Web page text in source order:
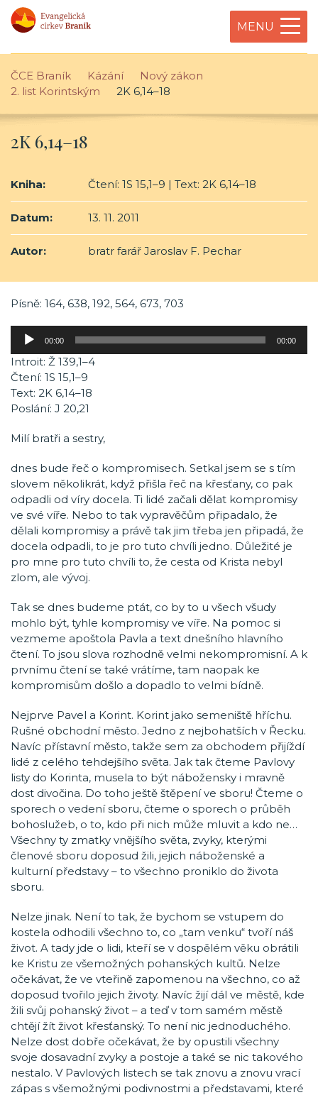
MENU
ČCE Braník Kázání
Nový zákon
2. list Korintským
2K 6,14–18
2K 6,14–18
Kniha: Čtení: 1S 15,1–9 | Text: 2K 6,14–18
Datum: 13. 11. 2011
Autor: bratr farář Jaroslav F. Pechar
Písně: 164, 638, 192, 564, 673, 703
Audio
00:00 00:00
Introit: Ž 139,1–4
Čtení: 1S 15,1–9
Text: 2K 6,14–18
Poslání: J 20,21
Milí bratři a sestry,
dnes bude řeč o kompromisech. Setkal jsem se s tím
slovem několikrát, když přišla řeč na křesťany, co pak
odpadli od víry docela. Ti lidé začali dělat kompromisy
ve své víře. Nebo to tak vypravěčům připadalo, že
dělali kompromisy a právě tak jim třeba jen připadá, že
docela odpadli, to je pro tuto chvíli jedno. Důležité je
pro mne pro tuto chvíli to, že cesta od Krista nebyl
zlom, ale vývoj.
Tak se dnes budeme ptát, co by to u všech všudy
mohlo být, tyhle kompromisy ve víře. Na pomoc si
vezmeme apoštola Pavla a text dnešního hlavního
čtení. To jsou slova rozhodně velmi nekompromisní. A k
prvnímu čtení se také vrátíme, tam naopak ke
kompromisům došlo a dopadlo to velmi bídně.
Nejprve Pavel a Korint. Korint jako semeniště hříchu.
Rušné obchodní město. Jedno z nejbohatších v Řecku.
Navíc přístavní město, takže sem za obchodem přijíždí
lidé z celého tehdejšího světa. Jak tak čteme Pavlovy
listy do Korinta, musela to být nábožensky i mravně
dost divočina. Do toho ještě štěpení ve sboru! Čteme o
sporech o vedení sboru, čteme o sporech o průběh
bohoslužeb, o to, kdo při nich může mluvit a kdo ne…
Všechny ty zmatky vnějšího světa, zvyky, kterými
členové sboru doposud žili, jejich náboženské a
kulturní představy – to všechno proniklo do života
sboru.
Nelze jinak. Není to tak, že bychom se vstupem do
kostela odhodili všechno to, co „tam venku“ tvoří náš
život. A tady jde o lidi, kteří se v dospělém věku obrátili
ke Kristu ze všemožných pohanských kultů. Nelze
očekávat, že ve vteřině zapomenou na všechno, co až
doposud tvořilo jejich životy. Navíc žijí dál ve městě, kde
žili svůj pohanský život – a teď v tom samém městě
chtějí žít život křesťanský. To není nic jednoduchého.
Nelze dost dobře očekávat, že by opustili všechny
svoje dosavadní zvyky a postoje a také se nic takového
nestalo. V Pavlových listech se tak znovu a znovu vrací
zápas s všemožnými podivnostmi a představami, které